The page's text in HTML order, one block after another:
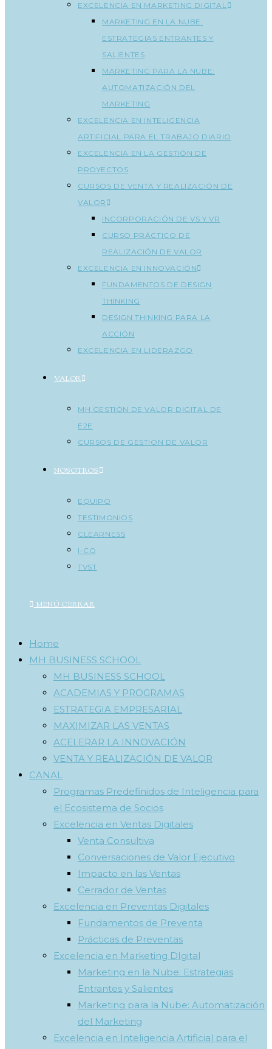
EXCELENCIA EN MARKETING DIGITAL
MARKETING EN LA NUBE:
ESTRATEGIAS ENTRANTES Y
SALIENTES
MARKETING PARA LA NUBE:
AUTOMATIZACIÓN DEL
MARKETING
EXCELENCIA EN INTELIGENCIA
ARTIFICIAL PARA EL TRABAJO DIARIO
EXCELENCIA EN LA GESTIÓN DE
PROYECTOS
CURSOS DE VENTA Y REALIZACIÓN DE
VALOR
INCORPORACIÓN DE VS Y VR
CURSO PRÁCTICO DE
REALIZACIÓN DE VALOR
EXCELENCIA EN INNOVACIÓN
FUNDAMENTOS DE DESIGN
THINKING
DESIGN THINKING PARA LA
ACCIÓN
EXCELENCIA EN LIDERAZGO
VALOR
MH GESTIÓN DE VALOR DIGITAL DE
E2E
CURSOS DE GESTION DE VALOR
NOSOTROS
EQUIPO
TESTIMONIOS
CLEARNESS
I-CQ
TVST
MENÚ CERRAR
Home
MH BUSINESS SCHOOL
MH BUSINESS SCHOOL
ACADEMIAS Y PROGRAMAS
ESTRATEGIA EMPRESARIAL
MAXIMIZAR LAS VENTAS
ACELERAR LA INNOVACIÓN
VENTA Y REALIZACIÓN DE VALOR
CANAL
Programas Predefinidos de Inteligencia para
el Ecosistema de Socios
Excelencia en Ventas Digitales
Venta Consultiva
Conversaciones de Valor Ejecutivo
Impacto en las Ventas
Cerrador de Ventas
Excelencia en Preventas Digitales
Fundamentos de Preventa
Prácticas de Preventas
Excelencia en Marketing DIgital
Marketing en la Nube: Estrategias
Entrantes y Salientes
Marketing para la Nube: Automatización
del Marketing
Excelencia en Inteligencia Artificial para el